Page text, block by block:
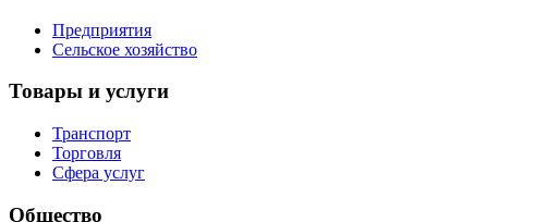
Предприятия
Сельское хозяйство
Товары и услуги
Транспорт
Торговля
Сфера услуг
Общество